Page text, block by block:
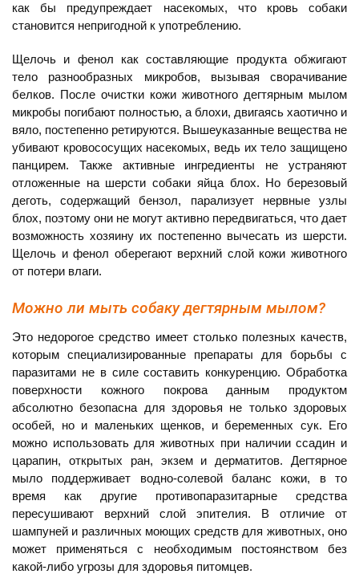
как бы предупреждает насекомых, что кровь собаки
становится непригодной к употреблению.
Щелочь и фенол как составляющие продукта обжигают
тело разнообразных микробов, вызывая сворачивание
белков. После очистки кожи животного дегтярным мылом
микробы погибают полностью, а блохи, двигаясь хаотично и
вяло, постепенно ретируются. Вышеуказанные вещества не
убивают кровососущих насекомых, ведь их тело защищено
панцирем. Также активные ингредиенты не устраняют
отложенные на шерсти собаки яйца блох. Но березовый
деготь, содержащий бензол, парализует нервные узлы
блох, поэтому они не могут активно передвигаться, что дает
возможность хозяину их постепенно вычесать из шерсти.
Щелочь и фенол оберегают верхний слой кожи животного
от потери влаги.
Можно ли мыть собаку дегтярным мылом?
Это недорогое средство имеет столько полезных качеств,
которым специализированные препараты для борьбы с
паразитами не в силе составить конкуренцию. Обработка
поверхности кожного покрова данным продуктом
абсолютно безопасна для здоровья не только здоровых
особей, но и маленьких щенков, и беременных сук. Его
можно использовать для животных при наличии ссадин и
царапин, открытых ран, экзем и дерматитов. Дегтярное
мыло поддерживает водно-солевой баланс кожи, в то
время как другие противопаразитарные средства
пересушивают верхний слой эпителия. В отличие от
шампуней и различных моющих средств для животных, оно
может применяться с необходимым постоянством без
какой-либо угрозы для здоровья питомцев.